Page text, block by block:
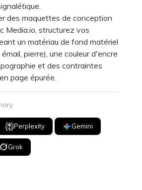
des maquettes de conception
Media.io, structurez vos
un matériau de fond matériel
pierre), une couleur d'encre
et des contraintes
page épurée.
Perplexity Gemini
Grok